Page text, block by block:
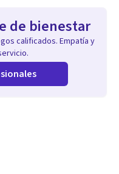
de bienestar
calificados. Empatía y